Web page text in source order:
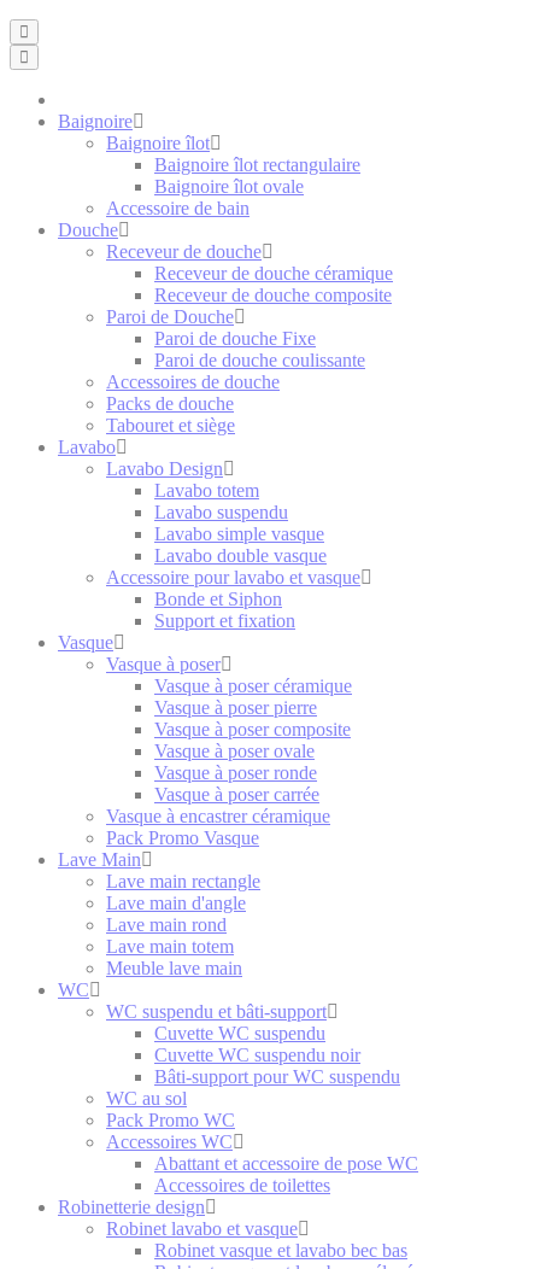
Baignoire
Baignoire îlot
Baignoire îlot rectangulaire
Baignoire îlot ovale
Accessoire de bain
Douche
Receveur de douche
Receveur de douche céramique
Receveur de douche composite
Paroi de Douche
Paroi de douche Fixe
Paroi de douche coulissante
Accessoires de douche
Packs de douche
Tabouret et siège
Lavabo
Lavabo Design
Lavabo totem
Lavabo suspendu
Lavabo simple vasque
Lavabo double vasque
Accessoire pour lavabo et vasque
Bonde et Siphon
Support et fixation
Vasque
Vasque à poser
Vasque à poser céramique
Vasque à poser pierre
Vasque à poser composite
Vasque à poser ovale
Vasque à poser ronde
Vasque à poser carrée
Vasque à encastrer céramique
Pack Promo Vasque
Lave Main
Lave main rectangle
Lave main d'angle
Lave main rond
Lave main totem
Meuble lave main
WC
WC suspendu et bâti-support
Cuvette WC suspendu
Cuvette WC suspendu noir
Bâti-support pour WC suspendu
WC au sol
Pack Promo WC
Accessoires WC
Abattant et accessoire de pose WC
Accessoires de toilettes
Robinetterie design
Robinet lavabo et vasque
Robinet vasque et lavabo bec bas